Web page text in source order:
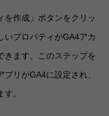
を作成」ボタンをクリッ
いプロパティがGA4アカ
きます。このステップを
リがGA4に設定され、
。